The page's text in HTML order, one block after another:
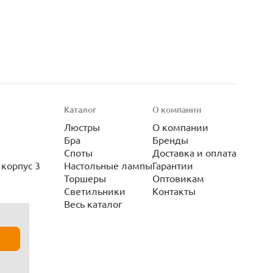
3
Каталог
Люстры
Бра
Споты
Настольные лампы
Торшеры
Светильники
Весь каталог
О компании
О компании
Бренды
Доставка и оплата
Гарантии
Оптовикам
Контакты